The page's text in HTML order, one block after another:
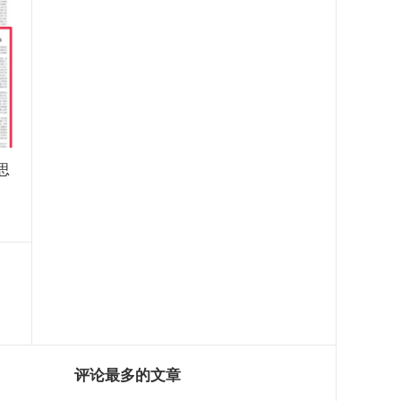
评论最多的文章